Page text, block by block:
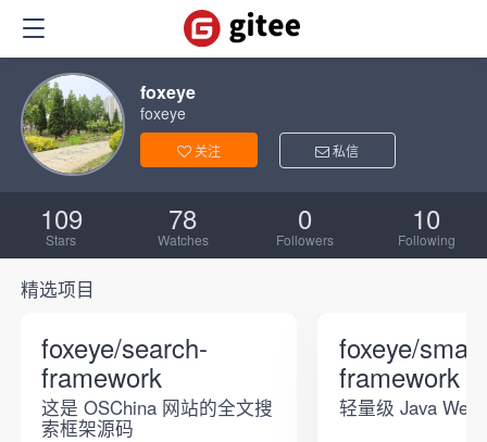
foxeye
foxeye
关注 私信
109
Stars
78
Watches
0
Followers
10
Following
精选项目
foxeye/search-
framework
这是 OSChina 网站的全文搜
索框架源码
foxeye/
framework
轻量级 Java Web